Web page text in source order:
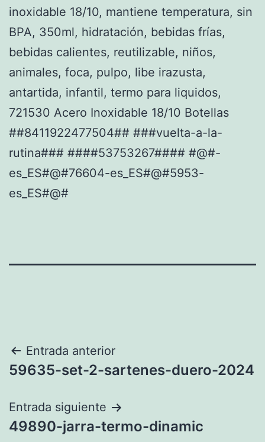
inoxidable 18/10, mantiene temperatura, sin
BPA, 350ml, hidratación, bebidas frías,
bebidas calientes, reutilizable, niños,
animales, foca, pulpo, libe irazusta,
antartida, infantil, termo para liquidos,
721530 Acero Inoxidable 18/10 Botellas
##8411922477504## ###vuelta-a-la-
rutina### ####53753267#### #@#-
es_ES#@#76604-es_ES#@#5953-
es_ES#@#
Navegación
de
entradas
Entrada anterior
59635-set-2-sartenes-duero-2024
Entrada siguiente
49890-jarra-termo-dinamic